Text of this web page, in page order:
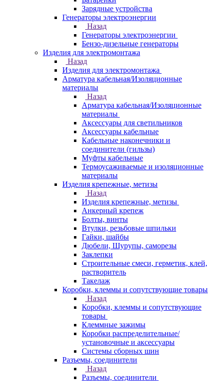
Зарядные устройства
Генераторы электроэнергии
Назад
Генераторы электроэнергии
Бензо-дизельные генераторы
Изделия для электромонтажа
Назад
Изделия для электромонтажа
Арматура кабельная/Изоляционные
материалы
Назад
Арматура кабельная/Изоляционные
материалы
Аксессуары для светильников
Аксессуары кабельные
Кабельные наконечники и
соединители (гильзы)
Муфты кабельные
Термоусаживаемые и изоляционные
материалы
Изделия крепежные, метизы
Назад
Изделия крепежные, метизы
Анкерный крепеж
Болты, винты
Втулки, резьбовые шпильки
Гайки, шайбы
Дюбели, Шурупы, саморезы
Заклепки
Строительные смеси, герметик, клей,
растворитель
Такелаж
Коробки, клеммы и сопутствующие товары
Назад
Коробки, клеммы и сопутствующие
товары
Клеммные зажимы
Коробки распределительные/
установочные и аксессуары
Системы сборных шин
Разъемы, соединители
Назад
Разъемы, соединители